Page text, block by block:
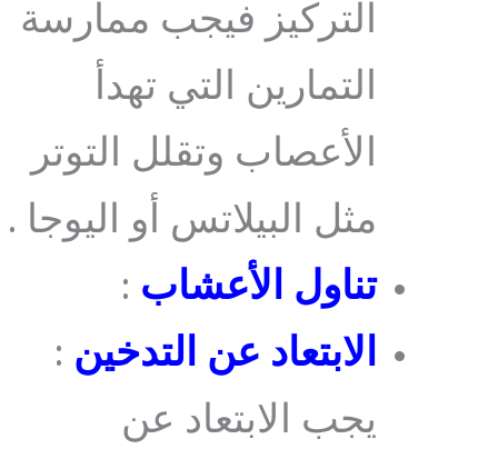
التركيز فيجب ممارسة
التمارين التي تهدأ
الأعصاب وتقلل التوتر
مثل البيلاتس أو اليوجا .
تناول الأعشاب :
الابتعاد عن التدخين :
يجب الابتعاد عن